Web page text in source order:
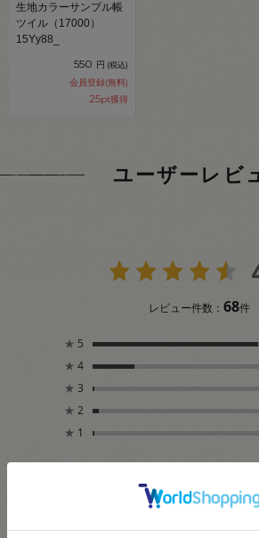
生地カラーサンプル帳
ツイル（17000）
15Yy88_
550 円 (税込)
会員登録(無料)
25pt獲得
ユーザーレビ
レビュー件数： 68件
★ 5
★ 4
★ 3
★ 2
★ 1
表示